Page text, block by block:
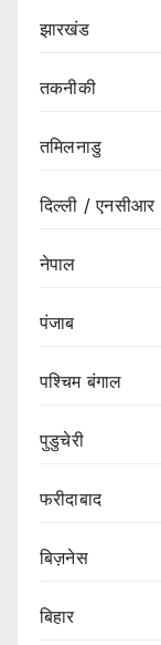
झारखंड
तकनीकी
तमिलनाडु
दिल्ली / एनसीआर
नेपाल
पंजाब
पश्चिम बंगाल
पुडुचेरी
फरीदाबाद
बिज़नेस
बिहार